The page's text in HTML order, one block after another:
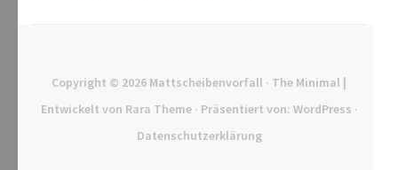
Copyright © 2026 Mattscheibenvorfall · The Minimal |
Entwickelt von Rara Theme· Präsentiert von: WordPress ·
Datenschutzerklärung